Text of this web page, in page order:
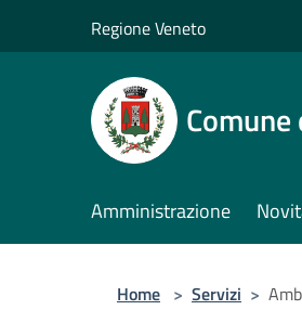
Regione Veneto
Amministrazione
Home > Servizi >